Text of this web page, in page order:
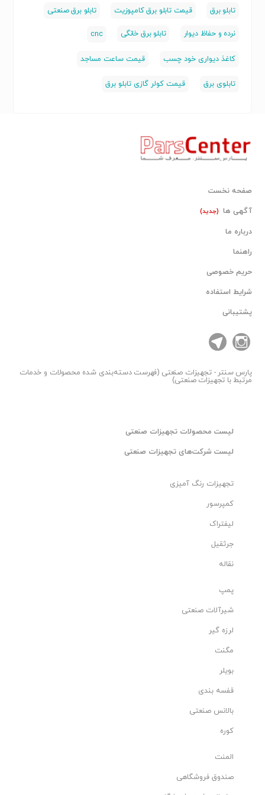
تابلو برق قیمت تابلو برق کامپوزیت تابلو برق صنعتی
نرده و حفاظ دیوار تابلو برق خانگی cnc
کاغذ دیواری خود چسب قیمت ساعت مساجد
تابلوی برق قیمت کولر گازی تابلو برق
صفحه نخست
آگهی ها (جدید)
درباره ما
راهنما
حریم خصوصی
شرایط استفاده
پشتیبانی
پارس سنتر- تجهیزات صنعتی (فهرست دسته‌بندی شده محصولات و خدمات
مرتبط با تجهیزات صنعتی)
لیست محصولات تجهیزات صنعتی
لیست شرکت‌های تجهیزات صنعتی
تجهیزات رنگ آمیزی
کمپرسور
لیفتراک
جرثقیل
نقاله
پمپ
شیرآلات صنعتی
لرزه گیر
مگنت
بویلر
قفسه بندی
بالانس صنعتی
کوره
المنت
صندوق فروشگاهی